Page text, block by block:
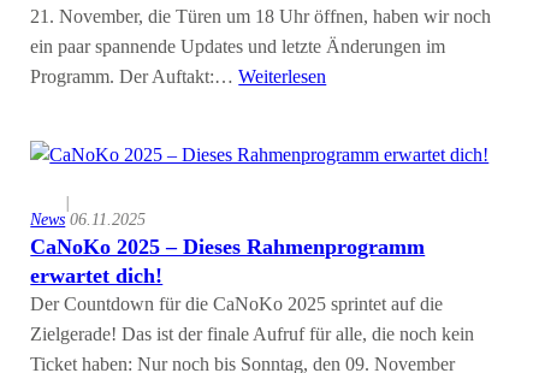
21. November, die Türen um 18 Uhr öffnen, haben wir noch
ein paar spannende Updates und letzte Änderungen im
Programm. Der Auftakt:…Weiterlesen
News
|
06.11.2025
CaNoKo 2025 – Dieses Rahmenprogramm
erwartet dich!
Der Countdown für die CaNoKo 2025 sprintet auf die
Zielgerade! Das ist der finale Aufruf für alle, die noch kein
Ticket haben: Nur noch bis Sonntag, den 09. November